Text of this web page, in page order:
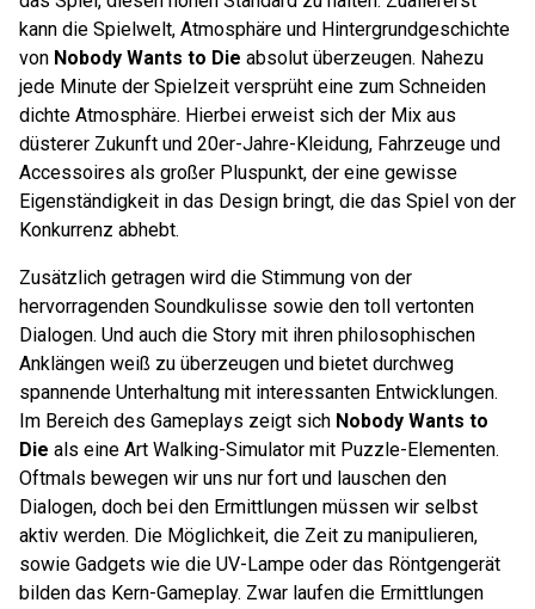
kann die Spielwelt, Atmosphäre und Hintergrundgeschichte
von Nobody Wants to Die absolut überzeugen. Nahezu
jede Minute der Spielzeit versprüht eine zum Schneiden
dichte Atmosphäre. Hierbei erweist sich der Mix aus
düsterer Zukunft und 20er-Jahre-Kleidung, Fahrzeuge und
Accessoires als großer Pluspunkt, der eine gewisse
Eigenständigkeit in das Design bringt, die das Spiel von der
Konkurrenz abhebt.
Zusätzlich getragen wird die Stimmung von der
hervorragenden Soundkulisse sowie den toll vertonten
Dialogen. Und auch die Story mit ihren philosophischen
Anklängen weiß zu überzeugen und bietet durchweg
spannende Unterhaltung mit interessanten Entwicklungen.
Im Bereich des Gameplays zeigt sich Nobody Wants to
Die als eine Art Walking-Simulator mit Puzzle-Elementen.
Oftmals bewegen wir uns nur fort und lauschen den
Dialogen, doch bei den Ermittlungen müssen wir selbst
aktiv werden. Die Möglichkeit, die Zeit zu manipulieren,
sowie Gadgets wie die UV-Lampe oder das Röntgengerät
bilden das Kern-Gameplay. Zwar laufen die Ermittlungen